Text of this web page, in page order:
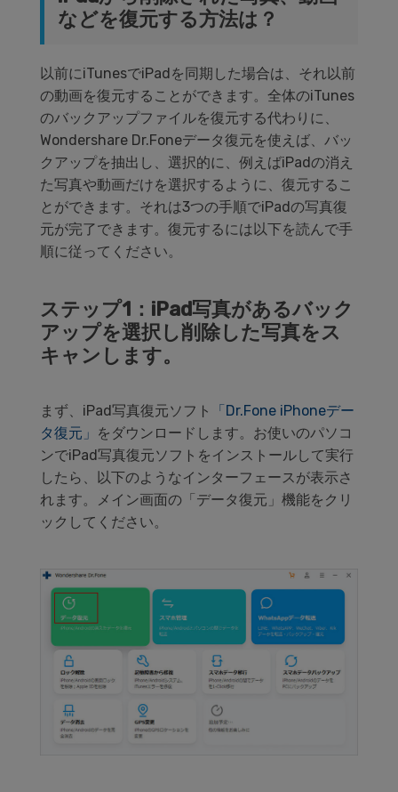
などを復元する方法は？
以前にiTunesでiPadを同期した場合は、それ以前
の動画を復元することができます。全体のiTunes
のバックアップファイルを復元する代わりに、
Wondershare Dr.Foneデータ復元を使えば、バッ
クアップを抽出し、選択的に、例えばiPadの消え
た写真や動画だけを選択するように、復元するこ
とができます。それは3つの手順でiPadの写真復
元が完了できます。復元するには以下を読んで手
順に従ってください。
ステップ1：iPad写真があるバック
アップを選択し削除した写真をス
キャンします。
まず、iPad写真復元ソフト
「Dr.Fone iPhoneデー
タ復元」 をダウンロードします。お使いのパソコ
ンでiPad写真復元ソフトをインストールして実行
したら、以下のようなインターフェースが表示さ
れます。メイン画面の「データ復元」機能をクリ
ックしてください。